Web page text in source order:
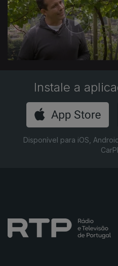
Instale a
Disponível para iOS,